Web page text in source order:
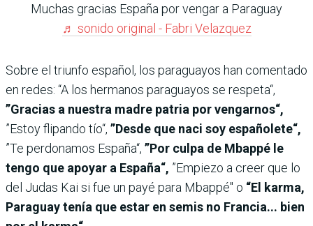
Muchas gracias España por vengar a Paraguay
♬ sonido original - Fabri Velazquez
Sobre el triunfo español, los paraguayos han comentado
en redes: “A los hermanos paraguayos se respeta“,
”Gracias a nuestra madre patria por vengarnos“,
”Estoy flipando tío“, ”Desde que naci soy españolete“,
”Te perdonamos España“, ”Por culpa de Mbappé le
tengo que apoyar a España“, ”Empiezo a creer que lo
del Judas Kai si fue un payé para Mbappé" o “El karma,
Paraguay tenía que estar en semis no Francia... bien